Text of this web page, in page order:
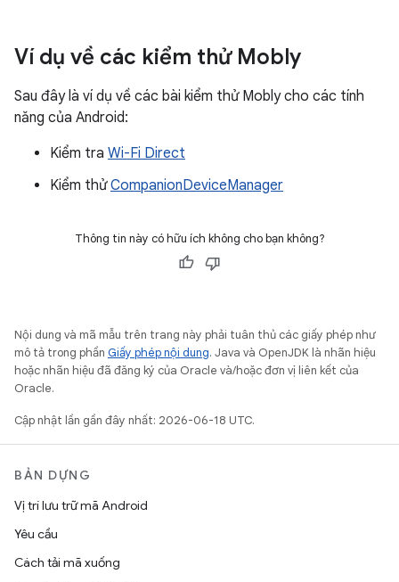
Ví dụ về các kiểm thử Mobly
Sau đây là ví dụ về các bài kiểm thử Mobly cho các tính
năng của Android:
Kiểm tra Wi-Fi Direct
Kiểm thửCompanionDeviceManager
Thông tin này có hữu ích không cho bạn không?
Nội dung và mã mẫu trên trang này phải tuân thủ các giấy phép như
mô tả trong phần Giấy phép nội dung. Java và OpenJDK là nhãn hiệu
hoặc nhãn hiệu đã đăng ký của Oracle và/hoặc đơn vị liên kết của
Oracle.
Cập nhật lần gần đây nhất: 2026-06-18 UTC.
BẢN DỰNG
Vị trí lưu trữ mã Android
Yêu cầu
Cách tải mã xuống